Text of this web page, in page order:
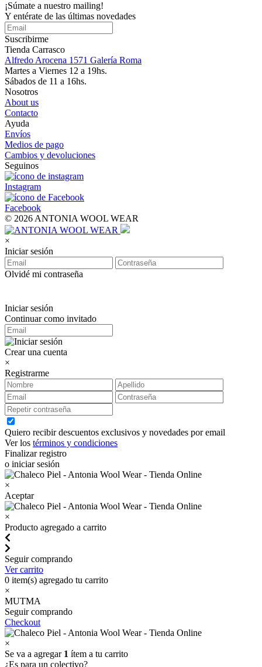
¡Súmate a nuestro mailing!
Y entérate de las últimas novedades
Suscribirme
Tienda Carrasco
Alfredo Arocena 1571 Galería Roma
Martes a Viernes 12 a 19hs.
Sábados de 11 a 16hs.
Nosotros
About us
Contacto
Ayuda
Envíos
Medios de pago
Cambios y devoluciones
Seguinos
Instagram
Facebook
© 2026 ANTONIA WOOL WEAR
×
Iniciar sesión
Olvidé mi contraseña
Iniciar sesión
Continuar como invitado
Crear una cuenta
×
Registrarme
Quiero recibir descuentos exclusivos y novedades por email
Ver los términos y condiciones
Finalizar registro
o iniciar sesión
×
Aceptar
×
Producto agregado a carrito
Seguir comprando
Ver carrito
0 item(s) agregado tu carrito
×
MUTMA
Seguir comprando
Checkout
×
Se va a agregar 1 ítem a tu carrito
¿Es para un colectivo?